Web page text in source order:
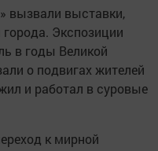
вызвали выставки,
Экспозиции
в годы Великой
о подвигах жителей
и работал в суровые
к мирной